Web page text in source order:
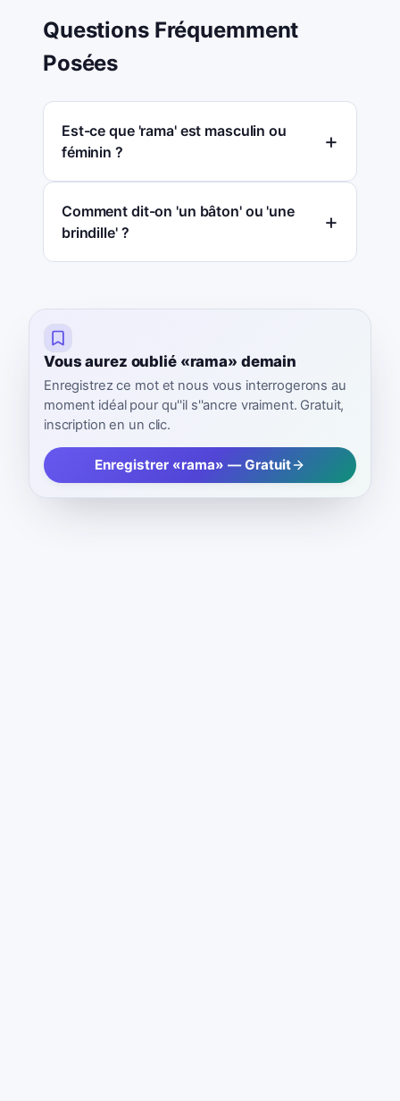
Questions Fréquemment
Posées
Est-ce que 'rama' est masculin ou
féminin ?
Comment dit-on 'un bâton' ou 'une
brindille' ?
Vous aurez oublié «rama» demain
Enregistrez ce mot et nous vous interrogerons au
moment idéal pour qu''il s''ancre vraiment. Gratuit,
inscription en un clic.
Enregistrer «rama» — Gratuit